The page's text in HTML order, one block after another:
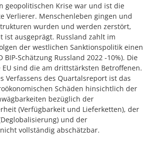
geopolitischen Krise war und ist die
Verlierer. Menschenleben gingen und
wurden und werden zerstört,
ist ausgeprägt. Russland zahlt im
der westlichen Sanktionspolitik einen
BIP-Schätzung Russland 2022 -10%). Die
EU sind die am drittstärksten Betroffenen.
Verfassens des Quartalsreport ist das
Schäden hinsichtlich der
bezüglich der
(Verfügbarkeit und Lieferketten), der
und der
vollständig abschätzbar.